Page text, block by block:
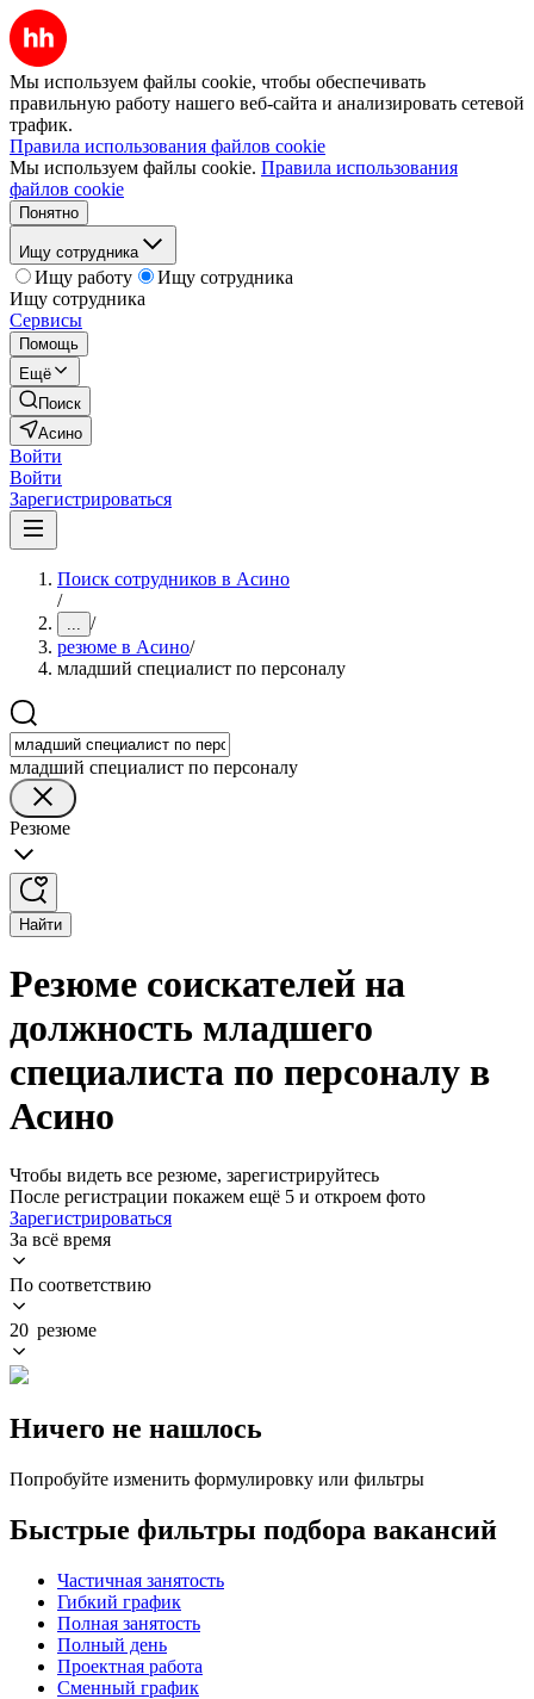
Мы используем файлы cookie, чтобы обеспечивать
правильную работу нашего веб-сайта и анализировать сетевой
трафик.
Правила использования файлов cookie
Мы используем файлы cookie. Правила использования
файлов cookie
Понятно
Ищу сотрудника
Ищу работу
Ищу сотрудника
Ищу сотрудника
Сервисы
Помощь
Ещё
Поиск
Асино
Войти
Войти
Зарегистрироваться
Поиск сотрудников в Асино
/
... /
резюме в Асино/
младший специалист по персоналу
младший специалист по персоналу
Резюме
Найти
Резюме соискателей на
должность младшего
специалиста по персоналу в
Асино
Чтобы видеть все резюме, зарегистрируйтесь
После регистрации покажем ещё 5 и откроем фото
Зарегистрироваться
За всё время
По соответствию
20 резюме
Ничего не нашлось
Попробуйте изменить формулировку или фильтры
Быстрые фильтры подбора вакансий
Частичная занятость
Гибкий график
Полная занятость
Полный день
Проектная работа
Сменный график